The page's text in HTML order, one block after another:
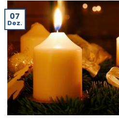
07
Dez.